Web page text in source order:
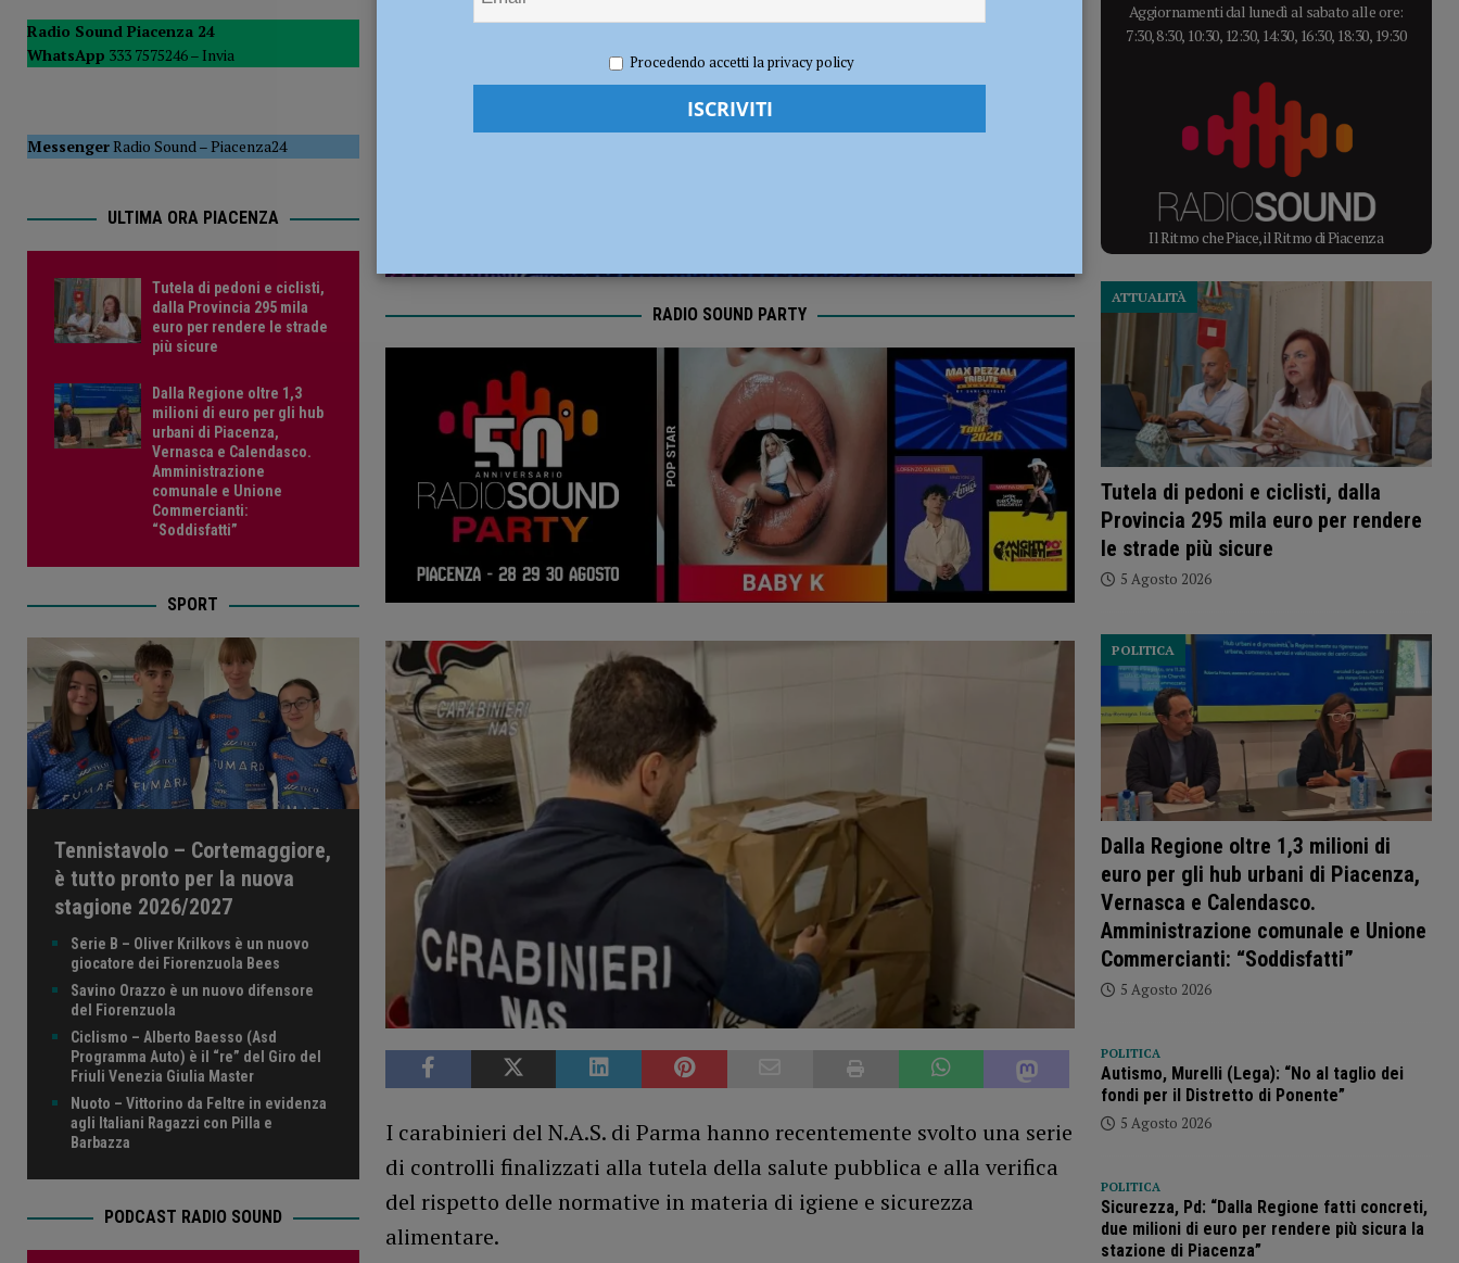
POLITICA
[ 5 Agosto 2026 ] Caldo estremo e asili nido, Tagliaferri (FdI): “Verificare subito la situazione nella provincia di Piacenza”
Redazione FG Cronaca Piacenza
RADIO SOUND PARTY
I carabinieri del N.A.S. di Parma hanno recentemente svolto una serie
di controlli finalizzati alla tutela della salute pubblica e alla verifica
del rispetto delle normative in materia di igiene e sicurezza
alimentare.
Radio Sound Piacenza 24
WhatsApp 333 7575246 – Invia
MessengerRadio Sound–Piacenza24
ULTIMA ORA PIACENZA
Tutela di pedoni e ciclisti,
dalla Provincia 295 mila
euro per rendere le strade
più sicure
Dalla Regione oltre 1,3
milioni di euro per gli hub
urbani di Piacenza,
Vernasca e Calendasco.
Amministrazione
comunale e Unione
Commercianti:
“Soddisfatti”
SPORT
Tennistavolo – Cortemaggiore,
è tutto pronto per la nuova
stagione 2026/2027
Serie B – Oliver Krilkovs è un nuovo
giocatore dei Fiorenzuola Bees
Savino Orazzo è un nuovo difensore
del Fiorenzuola
Ciclismo – Alberto Baesso (Asd
Programma Auto) è il “re” del Giro del
Friuli Venezia Giulia Master
Nuoto – Vittorino da Feltre in evidenza
agli Italiani Ragazzi con Pilla e
Barbazza
PODCAST RADIO SOUND
Aggiornamenti dal lunedì al sabato alle ore:
7:30, 8:30, 10:30, 12:30, 14:30, 16:30, 18:30, 19:30
Il Ritmo che Piace, il Ritmo di Piacenza
Tutela di pedoni e ciclisti, dalla
Provincia 295 mila euro per rendere
le strade più sicure
ATTUALITÀ
5 Agosto 2026
Dalla Regione oltre 1,3 milioni di
euro per gli hub urbani di Piacenza,
Vernasca e Calendasco.
Amministrazione comunale e Unione
Commercianti: “Soddisfatti”
POLITICA
5 Agosto 2026
POLITICA
Autismo, Murelli (Lega): “No al taglio dei
fondi per il Distretto di Ponente”
5 Agosto 2026
POLITICA
Sicurezza, Pd: “Dalla Regione fatti concreti,
due milioni di euro per rendere più sicura la
stazione di Piacenza”
Procedendo accetti la privacy policy